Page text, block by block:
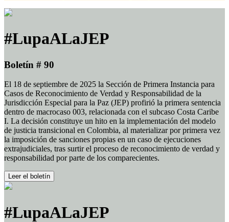
#LupaALaJEP
Boletín # 90
El 18 de septiembre de 2025 la Sección de Primera Instancia para
Casos de Reconocimiento de Verdad y Responsabilidad de la
Jurisdicción Especial para la Paz (JEP) profirió la primera sentencia
dentro de macrocaso 003, relacionada con el subcaso Costa Caribe
I. La decisión constituye un hito en la implementación del modelo
de justicia transicional en Colombia, al materializar por primera vez
la imposición de sanciones propias en un caso de ejecuciones
extrajudiciales, tras surtir el proceso de reconocimiento de verdad y
responsabilidad por parte de los comparecientes.
Leer el boletín
#LupaALaJEP